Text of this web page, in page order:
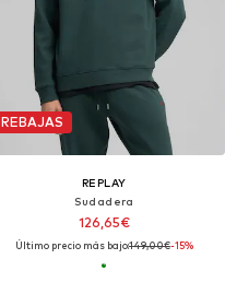
REBAJAS
REPLAY
Sudadera
126,65€
Último precio más bajo:149,00€-15%